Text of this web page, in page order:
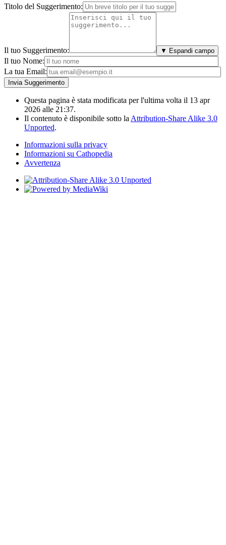
Titolo del Suggerimento:
Il tuo Suggerimento: ▼ Espandi campo
Il tuo Nome:
La tua Email:
Questa pagina è stata modificata per l'ultima volta il 13 apr
2026 alle 21:37.
Il contenuto è disponibile sotto la Attribution-Share Alike 3.0
Unported.
Informazioni sulla privacy
Informazioni su Cathopedia
Avvertenza